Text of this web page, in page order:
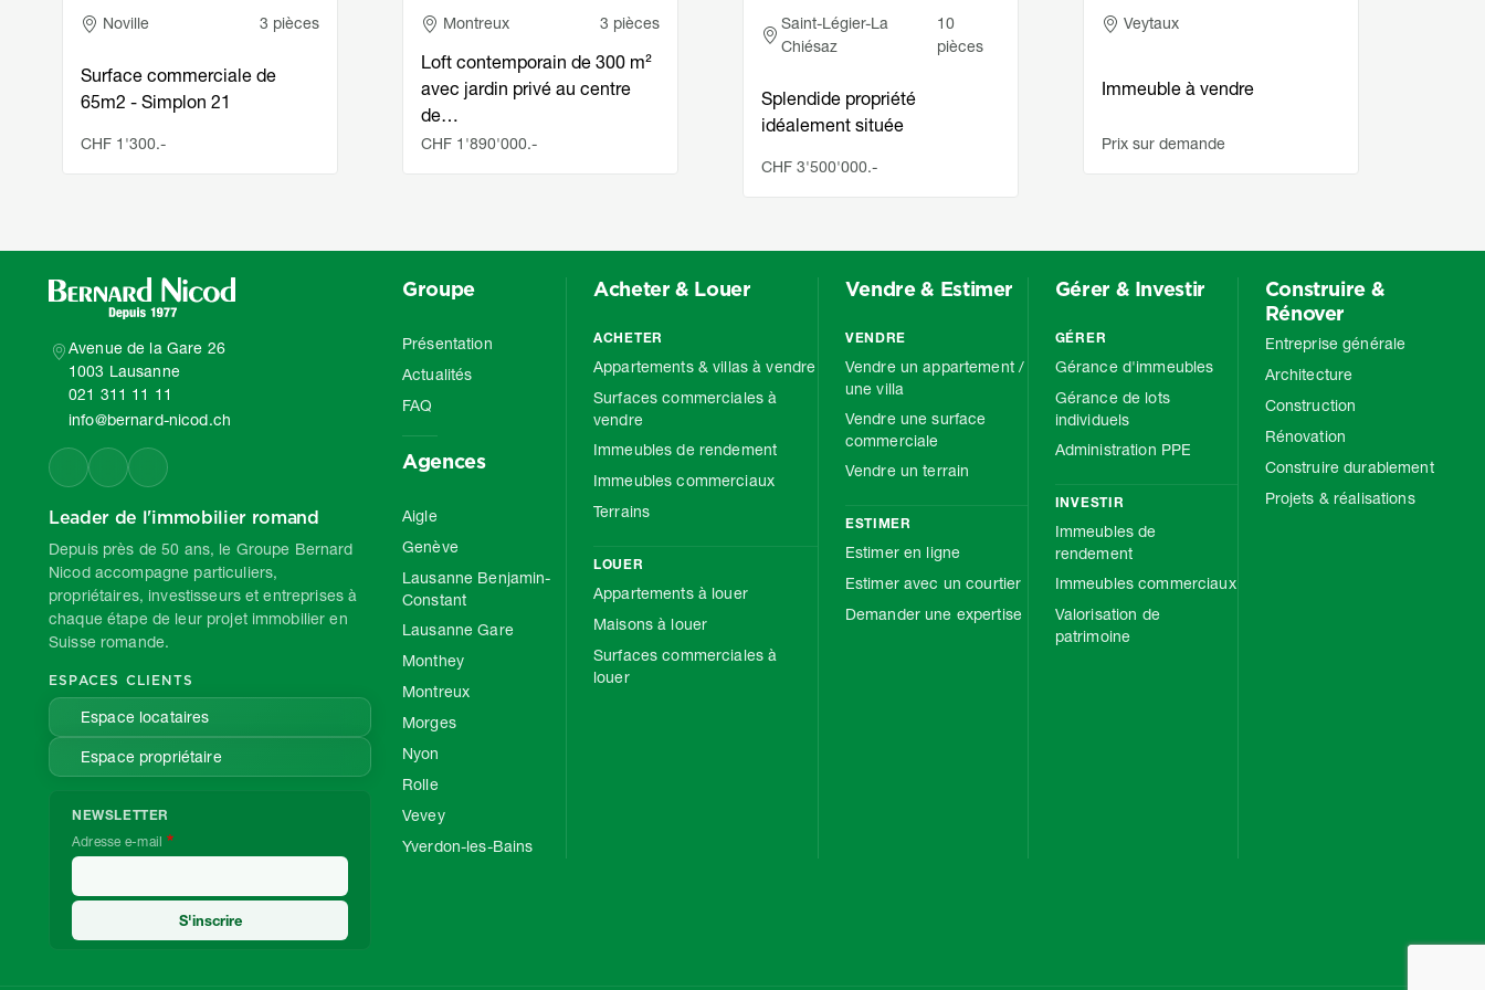
Adresse
Noville 3 pièces
Surface commerciale de
65m2 - Simplon 21
CHF 1'300.-
Adresse
Montreux 3 pièces
Loft contemporain de 300 m²
avec jardin privé au centre
de…
CHF 1'890'000.-
Adresse
Saint-Légier-La
Chiésaz
10
pièces
Splendide propriété
idéalement située
CHF 3'500'000.-
Adresse
Veytaux
Immeuble à vendre
Prix sur demande
Avenue de la Gare 26
1003 Lausanne
021 311 11 11
info@bernard-nicod.ch
Leader de l'immobilier romand
Depuis près de 50 ans, le Groupe Bernard
Nicod accompagne particuliers,
propriétaires, investisseurs et entreprises à
chaque étape de leur projet immobilier en
Suisse romande.
ESPACES CLIENTS
Espace locataires
Espace propriétaire
NEWSLETTER
Adresse e-mail
Groupe
Présentation
Actualités
FAQ
Agences
Aigle
Genève
Lausanne Benjamin-
Constant
Lausanne Gare
Monthey
Montreux
Morges
Nyon
Rolle
Vevey
Yverdon-les-Bains
Acheter & Louer
ACHETER
Appartements & villas à vendre
Surfaces commerciales à
vendre
Immeubles de rendement
Immeubles commerciaux
Terrains
LOUER
Appartements à louer
Maisons à louer
Surfaces commerciales à
louer
Vendre & Estimer
VENDRE
Vendre un appartement /
une villa
Vendre une surface
commerciale
Vendre un terrain
ESTIMER
Estimer en ligne
Estimer avec un courtier
Demander une expertise
Gérer & Investir
GÉRER
Gérance d'immeubles
Gérance de lots
individuels
Administration PPE
INVESTIR
Immeubles de
rendement
Immeubles commerciaux
Valorisation de
patrimoine
Construire &
Rénover
Entreprise générale
Architecture
Construction
Rénovation
Construire durablement
Projets & réalisations